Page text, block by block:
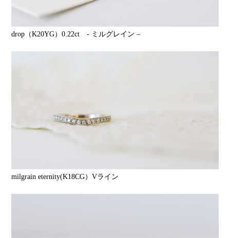
drop（K20YG）0.22ct - ミルグレイン –
milgrain eternity(K18CG）Vライン